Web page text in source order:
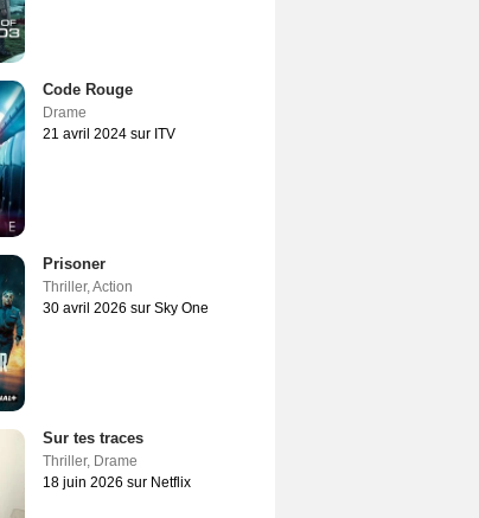
Code Rouge
Drame
21 avril 2024 sur ITV
Prisoner
Thriller,Action
30 avril 2026 sur Sky One
Sur tes traces
Thriller, Drame
18 juin 2026 sur Netflix